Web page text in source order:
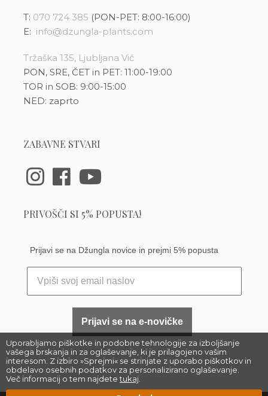
Uporabljamo piškotke in podobne tehnologije za izboljšanje
vašega brskanja in za oglaševanje, ki je prilagojeno vašim
interesom. Z izbiro »Sprejmi« se strinjate z uporabo piškotkov in
obdelavo osebnih podatkov za personalizirano oglaševanje.
Več informacij o tem najdetetukaj
T: 070 724 385 (PON-PET: 8:00-16:00)
E: info@dzungla-plants.com
Tržaška 135, Ljubljana Vič
PON, SRE, ČET in PET: 11:00-19:00
TOR in SOB: 9:00-15:00
NED: zaprto
ZABAVNE STVARI
PRIVOŠČI SI 5% POPUSTA!
Prijavi se na Džungla novice in prejmi 5% popusta
Prijavi se na e-novičke